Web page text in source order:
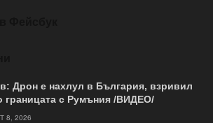
Дрон е нахлул в България, взривил
границата с Румъния /ВИДЕО/
8, 2026